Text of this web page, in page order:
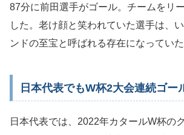
87分に前田選手がゴール。チームをリ
した。老け顔と笑われていた選手は、
ンドの至宝と呼ばれる存在になっていた
日本代表でもW杯2大会連続ゴー
日本代表では、2022年カタールW杯の